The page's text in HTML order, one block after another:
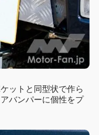
ットと同型状で作ら
バンパーに個性をプ